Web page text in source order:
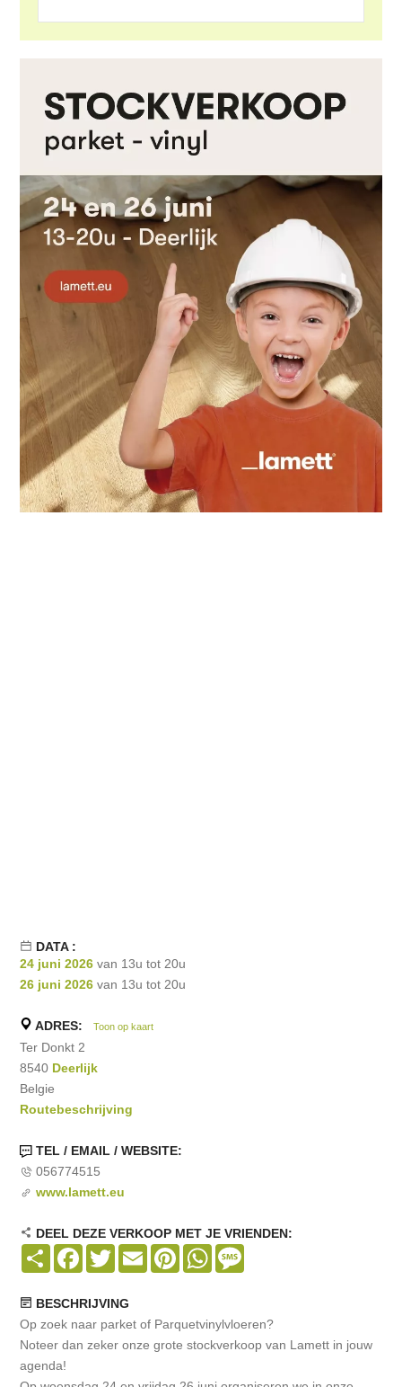
DATA :
24 juni 2026 van 13u tot 20u
26 juni 2026 van 13u tot 20u
ADRES: Toon op kaart
Ter Donkt 2
8540 Deerlijk
Belgie
Routebeschrijving
TEL / EMAIL / WEBSITE:
056774515
www.lamett.eu
DEEL DEZE VERKOOP MET JE VRIENDEN:
Share Facebook
TwitterEmail PinterestWhatsApp
BESCHRIJVING
Op zoek naar parket of Parquetvinylvloeren?
Noteer dan zeker onze grote stockverkoop van Lamett in jouw
agenda!